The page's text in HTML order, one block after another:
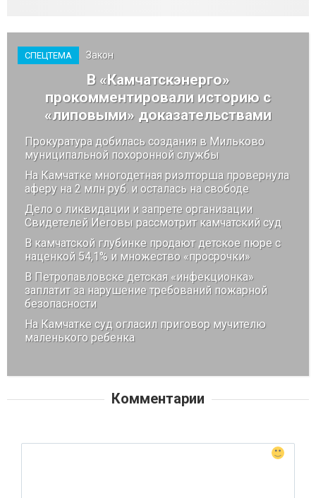
СПЕЦТЕМА Закон
В «Камчатскэнерго»
прокомментировали историю с
«липовыми» доказательствами
Прокуратура добилась создания в Мильково
муниципальной похоронной службы
На Камчатке многодетная риэлторша провернула
аферу на 2 млн руб. и осталась на свободе
Дело о ликвидации и запрете организации
Свидетелей Иеговы рассмотрит камчатский суд
В камчатской глубинке продают детское пюре с
наценкой 54,1% и множество «просрочки»
В Петропавловске детская «инфекционка»
заплатит за нарушение требований пожарной
безопасности
На Камчатке суд огласил приговор мучителю
маленького ребенка
Комментарии